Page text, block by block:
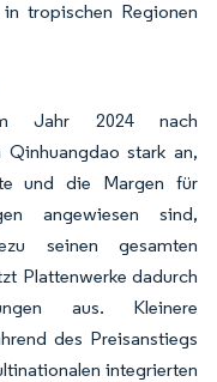
tropischen Regionen
Jahr 2024 nach
Qinhuangdao stark an,
und die Margen für
angewiesen sind,
seinen gesamten
Plattenwerke dadurch
aus. Kleinere
des Preisanstiegs
integrierten